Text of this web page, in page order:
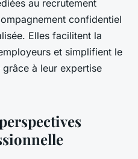
au recrutement
confidentiel
Elles facilitent la
et simplifient le
à leur expertise